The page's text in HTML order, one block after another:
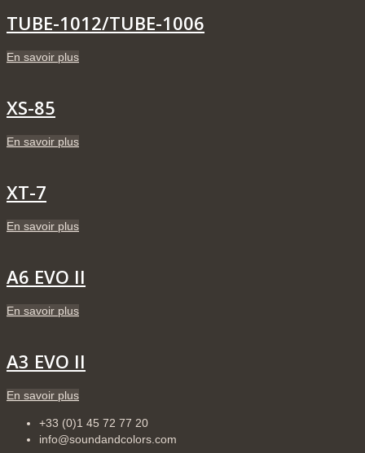
TUBE-1012/TUBE-1006
En savoir plus
XS-85
En savoir plus
XT-7
En savoir plus
A6 EVO II
En savoir plus
A3 EVO II
En savoir plus
+33 (0)1 45 72 77 20
info@soundandcolors.com